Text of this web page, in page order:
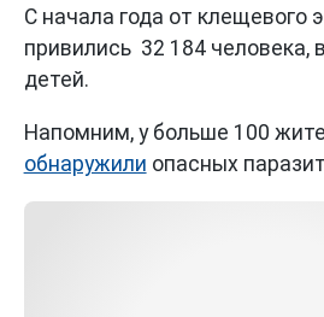
С начала года от клещевого
привились 32 184 человека,
детей.
Напомним, у больше 100
обнаружили опасных